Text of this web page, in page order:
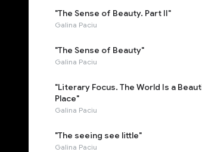
"The Sense of Beauty. Part II"
Galina Paciu
"The Sense of Beauty"
Galina Paciu
"Literary Focus. The World Is a
Place"
Galina Paciu
"The seeing see little"
Galina Paciu